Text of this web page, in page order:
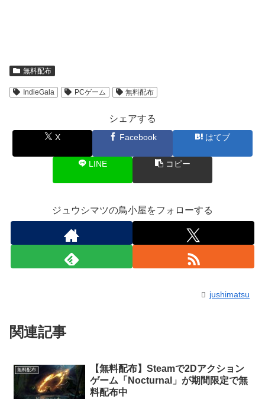
無料配布
IndieGala PCゲーム 無料配布
シェアする
X Facebook はてブ
LINE コピー
ジュウシマツの鳥小屋をフォローする
jushimatsu
関連記事
無料配布
【無料配布】Steamで2Dアクション
ゲーム「Nocturnal」が期間限定で無
料配布中